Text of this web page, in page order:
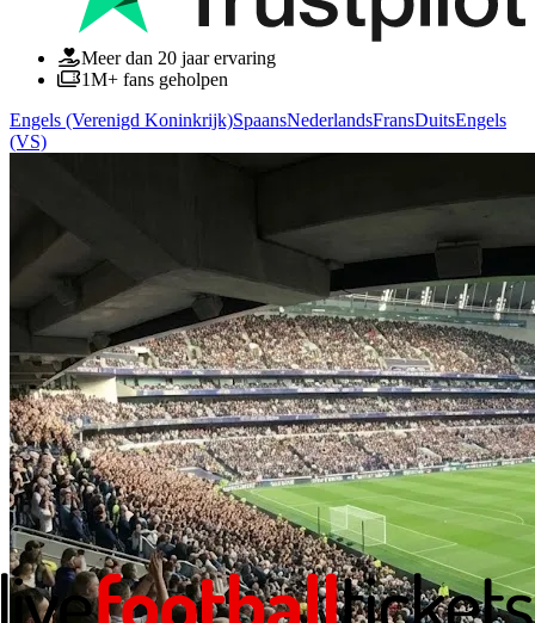
Meer dan 20 jaar ervaring
1M+ fans geholpen
Engels (Verenigd Koninkrijk)SpaansNederlandsFransDuitsEngels
(VS)